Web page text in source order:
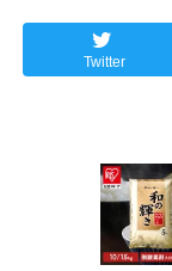
Twitter